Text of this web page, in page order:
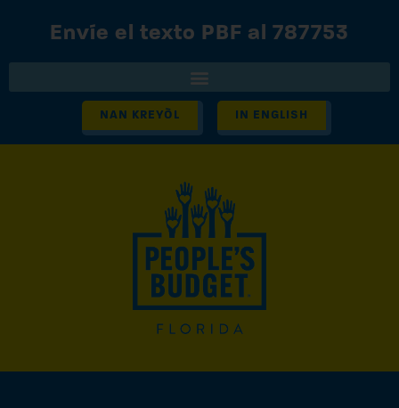
Envíe el texto PBF al 787753
NAN KREYÒL IN ENGLISH